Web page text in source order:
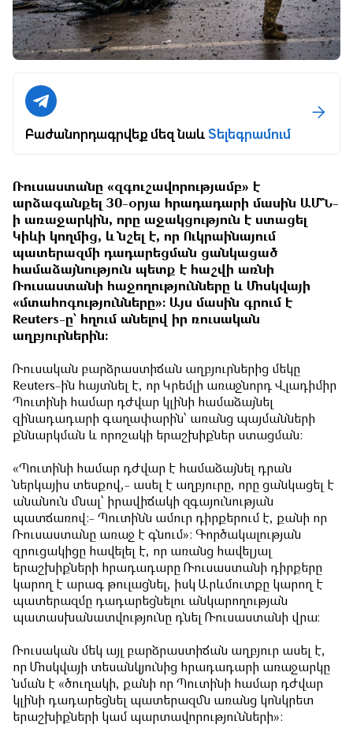
Բաժանորդագրվեք մեզ նաևՏելեգրամում
Ռուսաստանը «զգուշավորությամբ» է
արձագանքել 30-օրյա հրադադարի մասին ԱՄՆ-
ի առաջարկին, որը աջակցություն է ստացել
Կիևի կողմից, և նշել է, որ Ուկրաինայում
պատերազմի դադարեցման ցանկացած
համաձայնություն պետք է հաշվի առնի
Ռուսաստանի հաջողությունները և Մոսկվայի
«մտահոգությունները»։ Այս մասին գրում է
Reuters-ը՝ հղում անելով իր ռուսական
աղբյուրներին։
Ռուսական բարձրաստիճան աղբյուրներից մեկը
Reuters-ին հայտնել է, որ Կրեմլի առաջնորդ Վլադիմիր
Պուտինի համար դժվար կլինի համաձայնել
զինադադարի գաղափարին՝ առանց պայմանների
քննարկման և որոշակի երաշխիքներ ստացման:
«Պուտինի համար դժվար է համաձայնել դրան
ներկայիս տեսքով,- ասել է աղբյուրը, որը ցանկացել է
անանուն մնալ՝ իրավիճակի զգայունության
պատճառով:- Պուտինն ամուր դիրքերում է, քանի որ
Ռուսաստանը առաջ է գնում»: Գործակալության
զրուցակիցը հավելել է, որ առանց հավելյալ
երաշխիքների հրադադարը Ռուսաստանի դիրքերը
կարող է արագ թուլացնել, իսկ Արևմուտքը կարող է
պատերազմը դադարեցնելու անկարողության
պատասխանատվությունը դնել Ռուսաստանի վրա։
Ռուսական մեկ այլ բարձրաստիճան աղբյուր ասել է,
որ Մոսկվայի տեսանկյունից հրադադարի առաջարկը
նման է «ծուղակի, քանի որ Պուտինի համար դժվար
կլինի դադարեցնել պատերազմն առանց կոնկրետ
երաշխիքների կամ պարտավորությունների»: